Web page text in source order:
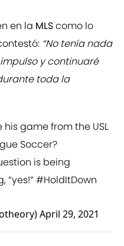
en la MLScomo lo
“No tenía nada
y continuaré
toda la
game from the USL
Soccer?
is being
“yes!” #HoldItDown
April 29, 2021